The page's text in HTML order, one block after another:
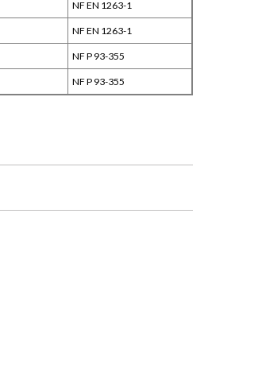
NF EN 1263-1
NF EN 1263-1
NF P 93-355
NF P 93-355